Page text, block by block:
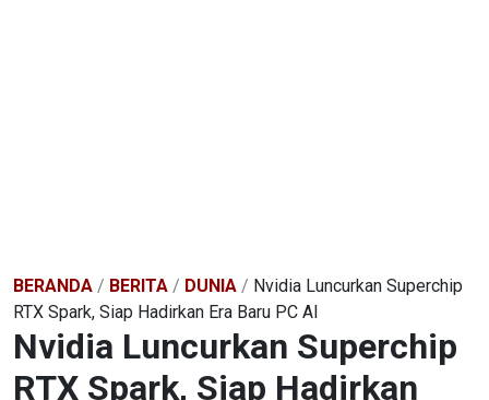
BERANDA / BERITA / DUNIA / Nvidia Luncurkan Superchip
RTX Spark, Siap Hadirkan Era Baru PC AI
Nvidia Luncurkan Superchip
RTX Spark, Siap Hadirkan